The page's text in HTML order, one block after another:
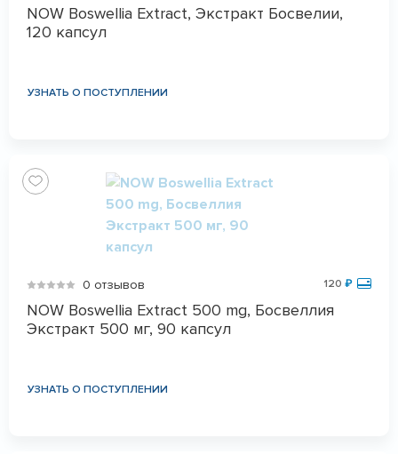
NOW Boswellia Extract, Экстракт Босвелии,
120 капсул
УЗНАТЬ О ПОСТУПЛЕНИИ
0 отзывов 120 ₽
NOW Boswellia Extract 500 mg, Босвеллия
Экстракт 500 мг, 90 капсул
УЗНАТЬ О ПОСТУПЛЕНИИ